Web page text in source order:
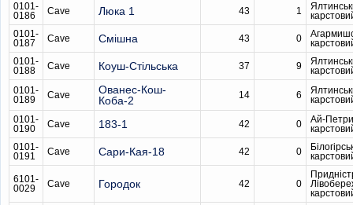
0101-
0186
Cave Люка 1 43 1
0101-
0187
Cave Смішна 43 0
0101-
0188
Cave Коуш-Стільська 37 9
0101-
0189
Cave
Ованес-Кош-
Коба-2
14 6
0101-
0190
Cave 183-1 42 0
Ай-
0101-
0191
Cave Сари-Кая-18 42 0
6101-
0029
Cave Городок 42 0